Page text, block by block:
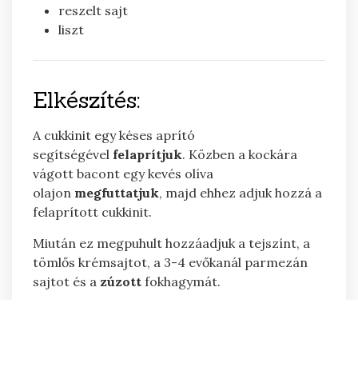
reszelt sajt
liszt
Elkészítés:
A cukkinit egy késes aprító
segítségével felaprítjuk. Közben a kockára
vágott bacont egy kevés olíva
olajon megfuttatjuk, majd ehhez adjuk hozzá a
felaprított cukkinit.
Miután ez megpuhult hozzáadjuk a tejszínt, a
tömlős krémsajtot, a 3-4 evőkanál parmezán
sajtot és a zúzott fokhagymát.